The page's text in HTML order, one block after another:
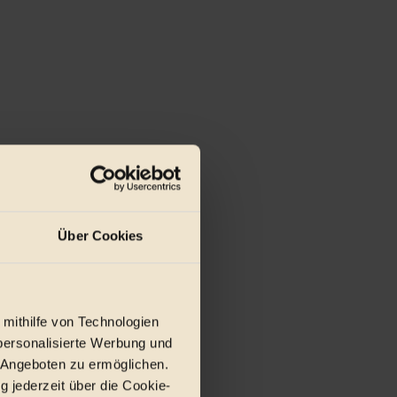
Über Cookies
von Technologien
Werbung und
zu ermöglichen.
jederzeit über die Cookie-